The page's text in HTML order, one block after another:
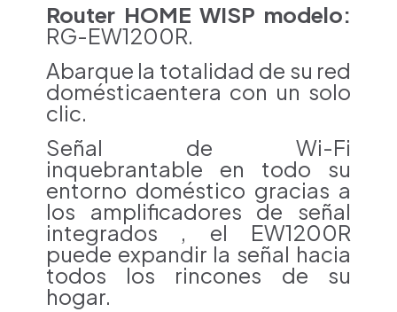
Router HOME WISP modelo:
RG-EW1200R.
Abarque la totalidad de su red
domésticaentera con un solo
clic.
Señal de Wi-Fi
inquebrantable en todo su
entorno doméstico gracias a
los amplificadores de señal
integrados , el EW1200R
puede expandir la señal hacia
todos los rincones de su
hogar.